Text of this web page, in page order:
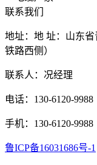
联系我们
地址：地 址：山东
铁路西侧）
联系人：况经理
电话：130-6120-9988
手机：130-6120-9988
鲁ICP备16031686号-1